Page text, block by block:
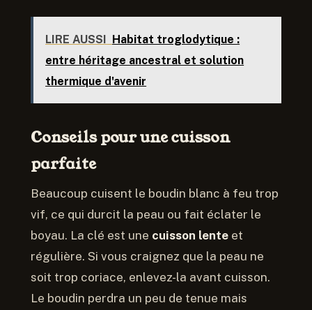
LIRE AUSSI Habitat troglodytique :
entre héritage ancestral et solution
thermique d'avenir
Conseils pour une cuisson
parfaite
Beaucoup cuisent le boudin blanc à feu trop
vif, ce qui durcit la peau ou fait éclater le
boyau. La clé est une cuisson lente et
régulière. Si vous craignez que la peau ne
soit trop coriace, enlevez-la avant cuisson.
Le boudin perdra un peu de tenue mais